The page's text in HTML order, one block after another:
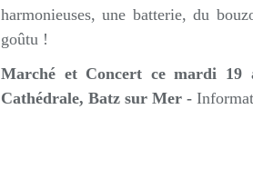
harmonieuses, une batterie, du
goûtu !
Marché et Concert ce mardi 19
Cathédrale, Batz sur Mer -